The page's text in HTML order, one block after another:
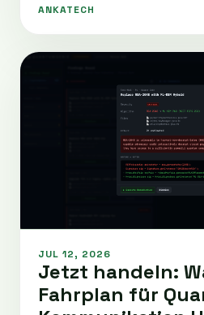
ANKATECH
JUL 12, 2026
Jetzt handeln:
Fahrplan für